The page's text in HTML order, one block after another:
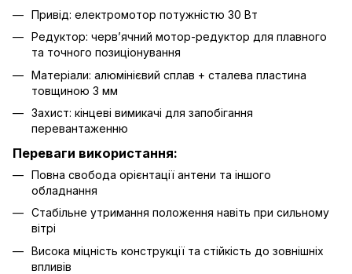
Привід: електромотор потужністю 30 Вт
Редуктор: черв’ячний мотор-редуктор для плавного
та точного позиціонування
Матеріали: алюмінієвий сплав + сталева пластина
товщиною 3 мм
Захист: кінцеві вимикачі для запобігання
перевантаженню
Переваги використання:
Повна свобода орієнтації антени та іншого
обладнання
Стабільне утримання положення навіть при сильному
вітрі
Висока міцність конструкції та стійкість до зовнішніх
впливів